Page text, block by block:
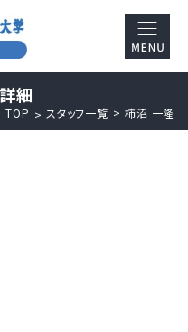
細
TOP スタッフ一覧 柿沼 一隆